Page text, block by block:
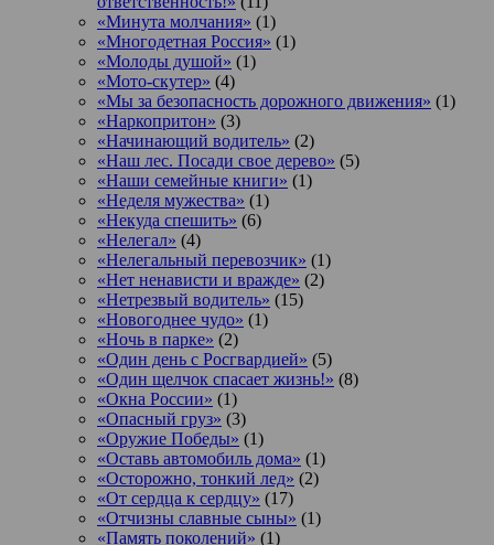
«Минута молчания» (1)
«Многодетная Россия» (1)
«Молоды душой» (1)
«Мото-скутер» (4)
«Мы за безопасность дорожного движения» (1)
«Наркопритон» (3)
«Начинающий водитель» (2)
«Наш лес. Посади свое дерево» (5)
«Наши семейные книги» (1)
«Неделя мужества» (1)
«Некуда спешить» (6)
«Нелегал» (4)
«Нелегальный перевозчик» (1)
«Нет ненависти и вражде» (2)
«Нетрезвый водитель» (15)
«Новогоднее чудо» (1)
«Ночь в парке» (2)
«Один день с Росгвардией» (5)
«Один щелчок спасает жизнь!» (8)
«Окна России» (1)
«Опасный груз» (3)
«Оружие Победы» (1)
«Оставь автомобиль дома» (1)
«Осторожно, тонкий лед» (2)
«От сердца к сердцу» (17)
«Отчизны славные сыны» (1)
«Память поколений» (1)